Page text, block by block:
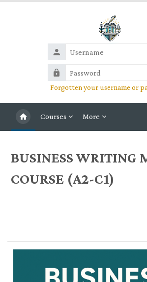
Username
Password
Forgotten your username or
Courses More
BUSINESS WRITING
COURSE (A2-C1)